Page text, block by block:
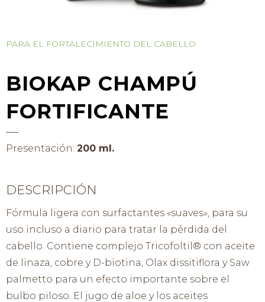
PARA EL FORTALECIMIENTO DEL CABELLO
BIOKAP CHAMPÚ
FORTIFICANTE
Presentación: 200 ml.
DESCRIPCIÓN
Fórmula ligera con surfactantes «suaves», para su
uso incluso a diario para tratar la pérdida del
cabello. Contiene complejo Tricofoltil® con aceite
de linaza, cobre y D-biotina, Olax dissitiflora y Saw
palmetto para un efecto importante sobre el
bulbo piloso. El jugo de aloe y los aceites